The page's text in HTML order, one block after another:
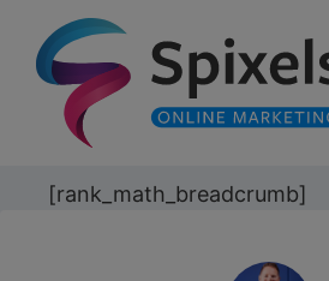
naar
inhoud
[rank_math_breadcrumb]